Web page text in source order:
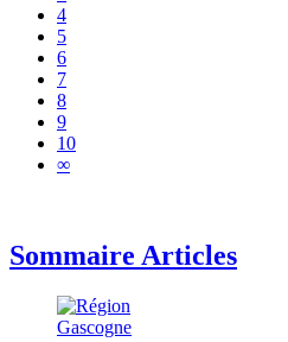
4
5
6
7
8
9
10
∞
Sommaire Articles